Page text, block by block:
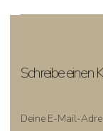
Schreibe einen
Deine E-Mail-